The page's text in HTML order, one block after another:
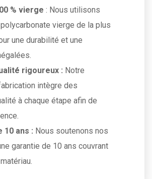
% vierge : Nous utilisons
vierge de la plus
une durabilité et une
rigoureux : Notre
intègre des
à chaque étape afin de
10 ans : Nous soutenons nos
garantie de 10 ans couvrant